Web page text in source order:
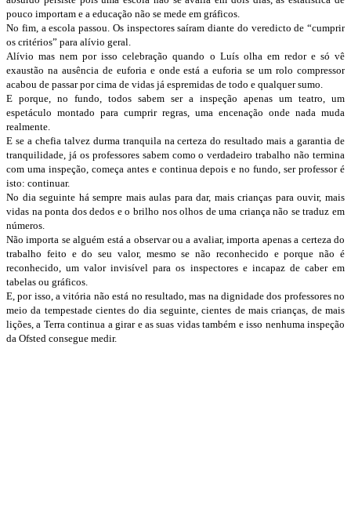
pouco importam e a educação não se mede em gráficos.
No fim, a escola passou. Os inspectores saíram diante do veredicto de “cumprir
os critérios” para alívio geral.
Alívio mas nem por isso celebração quando o Luís olha em redor e só vê
exaustão na ausência de euforia e onde está a euforia se um rolo compressor
acabou de passar por cima de vidas já espremidas de todo e qualquer sumo.
E porque, no fundo, todos sabem ser a inspeção apenas um teatro, um
espetáculo montado para cumprir regras, uma encenação onde nada muda
realmente.
E se a chefia talvez durma tranquila na certeza do resultado mais a garantia de
tranquilidade, já os professores sabem como o verdadeiro trabalho não termina
com uma inspeção, começa antes e continua depois e no fundo, ser professor é
isto: continuar.
No dia seguinte há sempre mais aulas para dar, mais crianças para ouvir, mais
vidas na ponta dos dedos e o brilho nos olhos de uma criança não se traduz em
números.
Não importa se alguém está a observar ou a avaliar, importa apenas a certeza do
trabalho feito e do seu valor, mesmo se não reconhecido e porque não é
reconhecido, um valor invisível para os inspectores e incapaz de caber em
tabelas ou gráficos.
E, por isso, a vitória não está no resultado, mas na dignidade dos professores no
meio da tempestade cientes do dia seguinte, cientes de mais crianças, de mais
lições, a Terra continua a girar e as suas vidas também e isso nenhuma inspeção
da Ofsted consegue medir.